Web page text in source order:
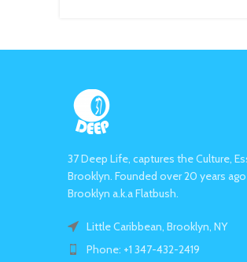
37 Deep Life, captures the Culture,
Brooklyn. Founded over 20 years
Brooklyn a.k.a Flatbush.
Little Caribbean, Brooklyn, NY
Phone: +1 347-432-2419